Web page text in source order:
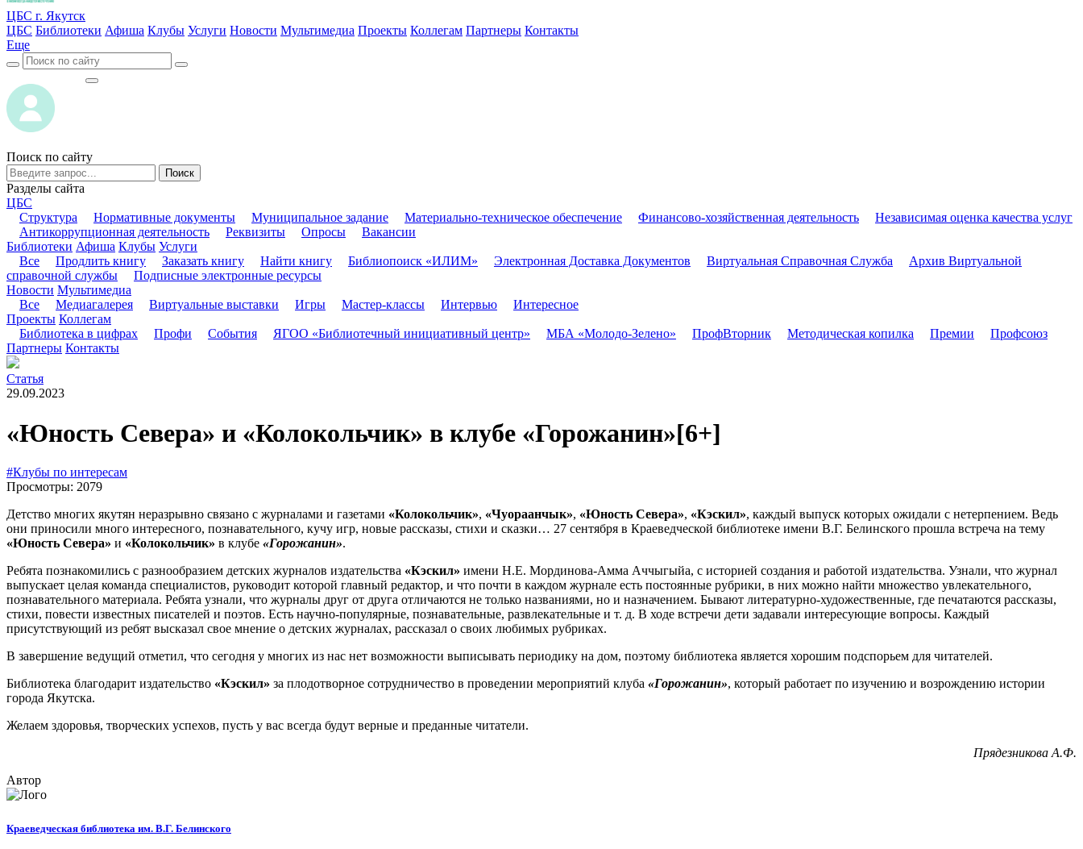
ЦБС г. Якутск
ЦБС Библиотеки Афиша Клубы Услуги Новости Мультимедиа Проекты Коллегам Партнеры Контакты
Еще
Поиск по сайту
Поиск
Разделы сайта
ЦБС
Структура
Нормативные документы Муниципальное задание Материально-техническое обеспечение Финансово-хозяйственная деятельность
Независимая оценка качества услуг
Антикоррупционная деятельность
Реквизиты Опросы
Вакансии
Библиотеки Афиша Клубы Услуги
Все
Продлить книгу Заказать книгу Найти книгу Библиопоиск «ИЛИМ» Электронная Доставка Документов Виртуальная Справочная Служба
Архив Виртуальной
справочной службы
Подписные электронные ресурсы
Новости Мультимедиа
Все
Медиагалерея Виртуальные выставки Игры Мастер-классы Интервью
Интересное
Проекты Коллегам
Библиотека в цифрах
Профи События ЯГОО «Библиотечный инициативный центр» МБА «Молодо-Зелено» ПрофВторник Методическая копилка Премии
Профсоюз
Партнеры Контакты
Статья
29.09.2023
«Юность Севера» и «Колокольчик» в клубе «Горожанин»[6+]
#Клубы по интересам
Просмотры: 2079
Детство многих якутян неразрывно связано с журналами и газетами «Колокольчик», «Чуораанчык», «Юность Севера», «Кэскил», каждый выпуск которых ожидали с нетерпением. Ведь
они приносили много интересного, познавательного, кучу игр, новые рассказы, стихи и сказки… 27 сентября в Краеведческой библиотеке имени В.Г. Белинского прошла встреча на тему
«Юность Севера» и «Колокольчик» в клубе «Горожанин».
Ребята познакомились с разнообразием детских журналов издательства «Кэскил» имени Н.Е. Мординова-Амма Аччыгыйа, с историей создания и работой издательства. Узнали, что журнал
выпускает целая команда специалистов, руководит которой главный редактор, и что почти в каждом журнале есть постоянные рубрики, в них можно найти множество увлекательного,
познавательного материала. Ребята узнали, что журналы друг от друга отличаются не только названиями, но и назначением. Бывают литературно-художественные, где печатаются рассказы,
стихи, повести известных писателей и поэтов. Есть научно-популярные, познавательные, развлекательные и т. д. В ходе встречи дети задавали интересующие вопросы. Каждый
присутствующий из ребят высказал свое мнение о детских журналах, рассказал о своих любимых рубриках.
В завершение ведущий отметил, что сегодня у многих из нас нет возможности выписывать периодику на дом, поэтому библиотека является хорошим подспорьем для читателей.
Библиотека благодарит издательство «Кэскил» за плодотворное сотрудничество в проведении мероприятий клуба «Горожанин», который работает по изучению и возрождению истории
города Якутска.
Желаем здоровья, творческих успехов, пусть у вас всегда будут верные и преданные читатели.
Прядезникова А.Ф.
Автор
Краеведческая библиотека им. В.Г. Белинского